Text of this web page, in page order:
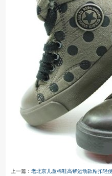
上一篇：老北京儿童棉鞋高帮运动款粘扣轻